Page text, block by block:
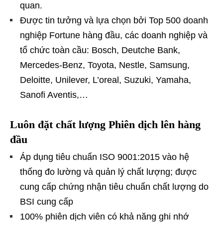
quan.
Được tin tưởng và lựa chọn bởi Top 500 doanh
nghiệp Fortune hàng đầu, các doanh nghiệp và
tổ chức toàn cầu: Bosch, Deutche Bank,
Mercedes-Benz, Toyota, Nestle, Samsung,
Deloitte, Unilever, L’oreal, Suzuki, Yamaha,
Sanofi Aventis,…
Luôn đặt chất lượng Phiên dịch lên hàng
đầu
Áp dụng tiêu chuẩn ISO 9001:2015 vào hệ
thống đo lường và quản lý chất lượng; được
cung cấp chứng nhận tiêu chuẩn chất lượng do
BSI cung cấp
100% phiên dịch viên có khả năng ghi nhớ